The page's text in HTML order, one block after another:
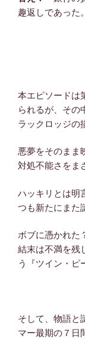
趣返しであった。
本エピソードは
られるが、その
ラックロッジの
悪夢をそのまま
対処不能さをま
ハッキリとは明
つも新たにまた
ボブに憑かれた
結末は不満を残
う『ツイン・ピ
そして、物語
マー最期の７日